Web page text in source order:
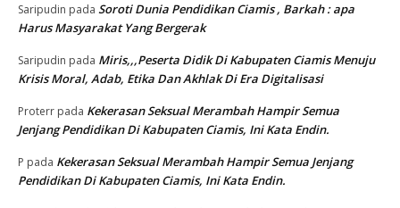
Saripudin pada Soroti Dunia Pendidikan Ciamis , Barkah : apa
Harus Masyarakat Yang Bergerak
Saripudin pada Miris,,,Peserta Didik Di Kabupaten Ciamis Menuju
Krisis Moral, Adab, Etika Dan Akhlak Di Era Digitalisasi
Proterr pada Kekerasan Seksual Merambah Hampir Semua
Jenjang Pendidikan Di Kabupaten Ciamis, Ini Kata Endin.
P pada Kekerasan Seksual Merambah Hampir Semua Jenjang
Pendidikan Di Kabupaten Ciamis, Ini Kata Endin.